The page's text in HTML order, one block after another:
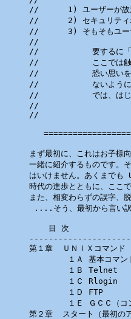
//      1) ユーザーが故意
//      2) セキュリティホ
//      3) そもそもユーザ
//
//           要するに「よそ
//           ここでは触れて
//           恐い思いをした
//           ないよう
//           では、はじめ
//
//
まず最初に、これはお子
一緒に紹介するものです
はいけません。あくまでも
時代の進歩とともに、ここ
また、相変わらずの誤字、
....そう、最初から言い訳
    目 次
第１章  ＵＮＩＸコマンド
１Ａ 基本コマン
        １Ｂ Telnet
        １Ｃ Rlogin
        １Ｄ FTP
１Ｅ ＧＣＣ（コ
第２章  スタート（最初のア